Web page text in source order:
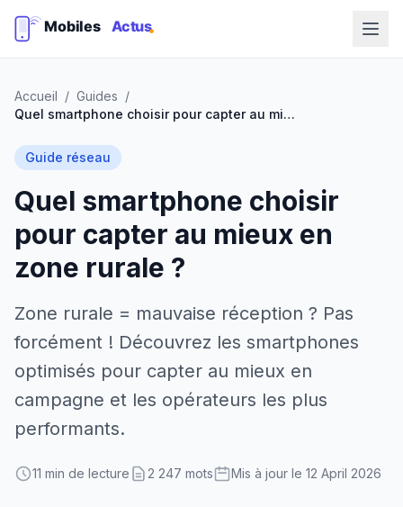
Accueil / Guides /
Quel smartphone choisir pour capter au mieux en zone rurale ?
Guide réseau
Quel smartphone choisir
pour capter au mieux en
zone rurale ?
Zone rurale = mauvaise réception ? Pas
forcément ! Découvrez les smartphones
optimisés pour capter au mieux en
campagne et les opérateurs les plus
performants.
11 min de lecture 2 247 mots Mis à jour le 12 April 2026